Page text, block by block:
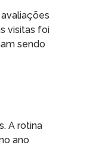
visitas foi
sendo
A rotina
ano